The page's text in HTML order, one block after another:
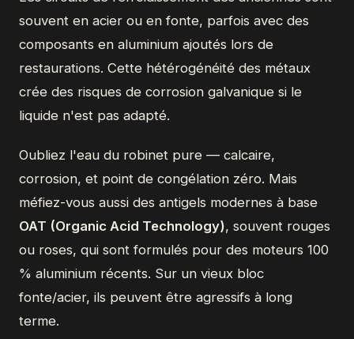
souvent en acier ou en fonte, parfois avec des
composants en aluminium ajoutés lors de
restaurations. Cette hétérogénéité des métaux
crée des risques de corrosion galvanique si le
liquide n'est pas adapté.
Oubliez l'eau du robinet pure — calcaire,
corrosion, et point de congélation zéro. Mais
méfiez-vous aussi des antigels modernes à base
OAT (Organic Acid Technology), souvent rouges
ou roses, qui sont formulés pour des moteurs 100
% aluminium récents. Sur un vieux bloc
fonte/acier, ils peuvent être agressifs à long
terme.